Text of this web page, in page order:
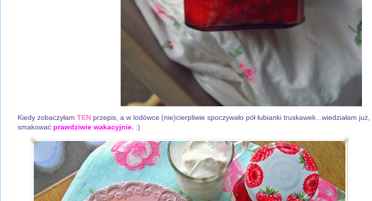
Kiedy zobaczyłam TEN przepis, a w lodówce (nie)cierpliwie spoczywało pół łubianki truskawek...wiedziałam
smakować prawdziwie wakacyjnie. :)